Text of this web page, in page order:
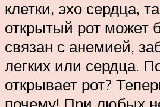
клетки, эхо сердца,
открытый рот может
связан с анемией,
легких или сердца.
открывает рот?